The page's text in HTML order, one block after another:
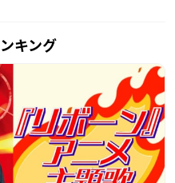
キング